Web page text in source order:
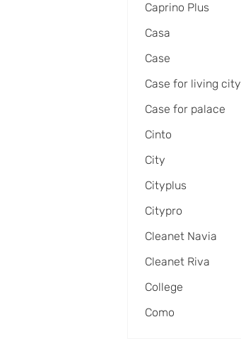
Caprino Plus
Casa
Case
Case for living city
Case for palace
Cinto
City
Cityplus
Citypro
Cleanet Navia
Cleanet Riva
College
Como